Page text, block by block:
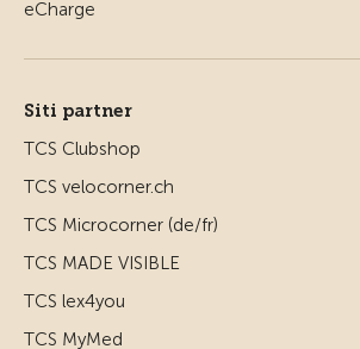
Siti partner
TCS Clubshop
TCS velocorner.ch
TCS Microcorner (de/fr)
TCS MADE VISIBLE
TCS lex4you
TCS MyMed